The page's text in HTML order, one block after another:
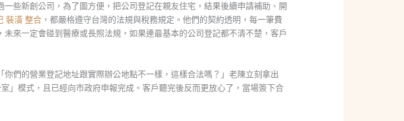
些新創公司，為了圖方便，把公司登記在親友住宅，結果後續申請補助、開
裝潢 整合 ，都嚴格遵守台灣的法規與稅務規定。他們的契約透明，每一筆費
來一定會碰到醫療或長照法規，如果連最基本的公司登記都不清不楚，客戶
們的營業登記地址跟實際辦公地點不一樣，這樣合法嗎？」老陳立刻拿出
」模式，且已經向市政府申報完成。客戶聽完後反而更放心了，當場簽下合